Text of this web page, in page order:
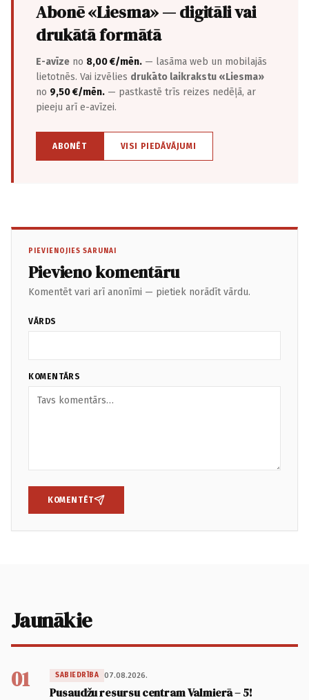
Abonē «Liesma» — digitāli vai
drukātā formātā
E-avīze no 8,00 €/mēn. — lasāma web un mobilajās
lietotnēs. Vai izvēlies drukāto laikrakstu «Liesma»
no 9,50 €/mēn. — pastkastē trīs reizes nedēļā, ar
pieeju arī e-avīzei.
ABONĒT VISI PIEDĀVĀJUMI
PIEVIENOJIES SARUNAI
Pievieno komentāru
Komentēt vari arī anonīmi — pietiek norādīt vārdu.
VĀRDS
KOMENTĀRS
KOMENTĒT
Jaunākie
01 SABIEDRĪBA 07.08.2026.
Pusaudžu resursu centram Valmierā – 5!